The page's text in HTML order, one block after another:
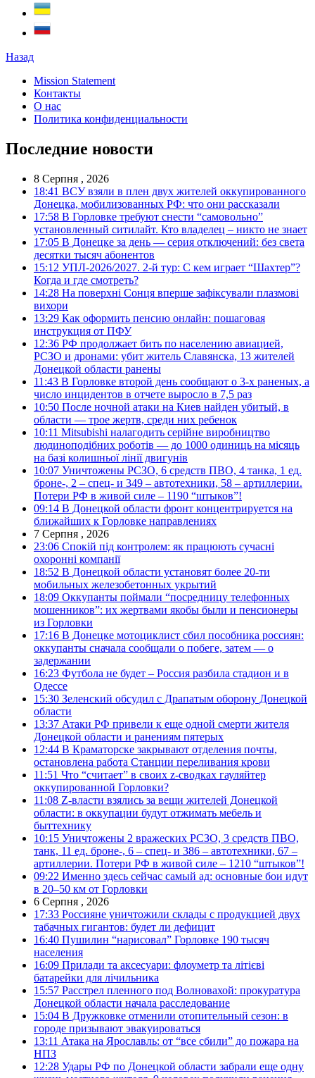
Назад
Mission Statement
Контакты
О нас
Политика конфиденциальности
Последние новости
8 Серпня , 2026
18:41 ВСУ взяли в плен двух жителей оккупированного
Донецка, мобилизованных РФ: что они рассказали
17:58 В Горловке требуют снести “самовольно”
установленный ситилайт. Кто владелец – никто не знает
17:05 В Донецке за день — серия отключений: без света
десятки тысяч абонентов
15:12 УПЛ-2026/2027. 2-й тур: С кем играет “Шахтер”?
Когда и где смотреть?
14:28 На поверхні Сонця вперше зафіксували плазмові
вихори
13:29 Как оформить пенсию онлайн: пошаговая
инструкция от ПФУ
12:36 РФ продолжает бить по населению авиацией,
РСЗО и дронами: убит житель Славянска, 13 жителей
Донецкой области ранены
11:43 В Горловке второй день сообщают о 3-х раненых, а
число инцидентов в отчете выросло в 7,5 раз
10:50 После ночной атаки на Киев найден убитый, в
области — трое жертв, среди них ребенок
10:11 Mitsubishi налагодить серійне виробництво
людиноподібних роботів — до 1000 одиниць на місяць
на базі колишньої лінії двигунів
10:07 Уничтожены РСЗО, 6 средств ПВО, 4 танка, 1 ед.
броне-, 2 – спец- и 349 – автотехники, 58 – артиллерии.
Потери РФ в живой силе – 1190 “штыков”!
09:14 В Донецкой области фронт концентрируется на
ближайших к Горловке направлениях
7 Серпня , 2026
23:06 Спокій під контролем: як працюють сучасні
охоронні компанії
18:52 В Донецкой области установят более 20-ти
мобильных железобетонных укрытий
18:09 Оккупанты поймали “посредницу телефонных
мошенников”: их жертвами якобы были и пенсионеры
из Горловки
17:16 В Донецке мотоциклист сбил пособника россиян:
оккупанты сначала сообщали о побеге, затем — о
задержании
16:23 Футбола не будет – Россия разбила стадион и в
Одессе
15:30 Зеленский обсудил с Драпатым оборону Донецкой
области
13:37 Атаки РФ привели к еще одной смерти жителя
Донецкой области и ранениям пятерых
12:44 В Краматорске закрывают отделения почты,
остановлена работа Станции переливания крови
11:51 Что “считает” в своих z-сводках гауляйтер
оккупированной Горловки?
11:08 Z-власти взялись за вещи жителей Донецкой
области: в оккупации будут отжимать мебель и
быттехнику
10:15 Уничтожены 2 вражеских РСЗО, 3 средств ПВО,
танк, 11 ед. броне-, 6 – спец- и 386 – автотехники, 67 –
артиллерии. Потери РФ в живой силе – 1210 “штыков”!
09:22 Именно здесь сейчас самый ад: основные бои идут
в 20–50 км от Горловки
6 Серпня , 2026
17:33 Россияне уничтожили склады с продукцией двух
табачных гигантов: будет ли дефицит
16:40 Пушилин “нарисовал” Горловке 190 тысяч
населения
16:09 Прилади та аксесуари: флоуметр та літієві
батарейки для лічильника
15:57 Расстрел пленного под Волновахой: прокуратура
Донецкой области начала расследование
15:04 В Дружковке отменили отопительный сезон: в
городе призывают эвакуироваться
13:11 Атака на Ярославль: от “все сбили” до пожара на
НПЗ
12:28 Удары РФ по Донецкой области забрали еще одну